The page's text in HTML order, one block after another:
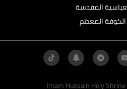
المقدسة
المعظم
Imam Hussain Holy